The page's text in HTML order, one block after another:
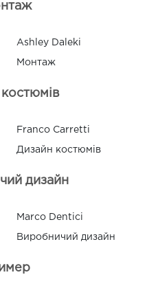
Ashley Daleki
Монтаж
Franco Carretti
Дизайн костюмів
дизайн
Marco Dentici
Виробничий дизайн